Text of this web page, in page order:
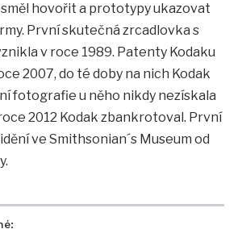
hovořit a prototypy ukazovat
První skutečná zrcadlovka s
v roce 1989. Patenty Kodaku
2007, do té doby na nich Kodak
fotografie u něho nikdy nezískala
2012 Kodak zbankrotoval. První
ve Smithsonian´s Museum od